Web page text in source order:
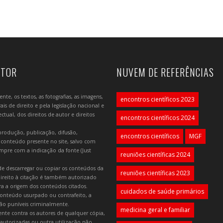
os textos, as fotografias, as imagens,
de direito e pela legislação nacional e
dos direitos de autor e direitos
publicação, difusão,
presente no site, salvo com
com a indicação da fonte (Just
ou copiar os conteúdos da
à citação é também autorizado
a origem dos conteúdos citados.
usurpado ou contrafeito, a
puníveis criminalmente.
contra os autores de qualquer cópia,
NUVEM DE REFERÊNCIAS
encontros científicos 2023
encontros científicos 2024
encontros científicos MGF
reuniões científicas 2024
reuniões científicas 2023
cuidados de saúde primários
medicina geral e familiar